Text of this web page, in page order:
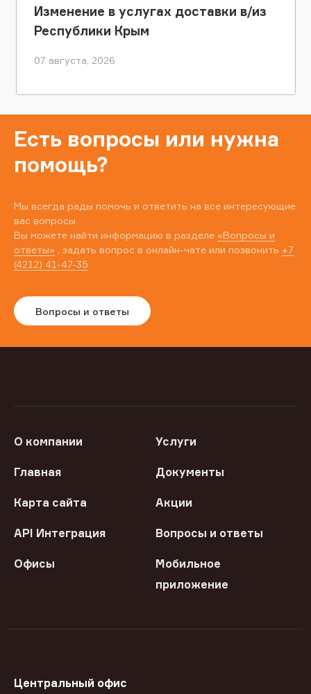
Изменение в услугах доставки в/из
Республики Крым
07 августа, 2026
Есть вопросы или нужна
помощь?
Мы всегда рады помочь и ответить на все интересующие
вас вопросы.
Вы можете найти информацию в разделе «Вопросы и
ответы» , задать вопрос в онлайн-чате или позвонить +7
(4212) 41-47-35
Вопросы и ответы
О компании Услуги
Главная Документы
Карта сайта Акции
API Интеграция Вопросы и ответы
Офисы
Мобильное
приложение
Центральный офис